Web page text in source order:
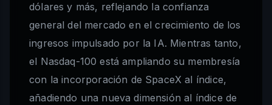
dólares y más, reflejando la confianza
general del mercado en el crecimiento de los
ingresos impulsado por la IA. Mientras tanto,
el Nasdaq-100 está ampliando su membresía
con la incorporación de SpaceX al índice,
añadiendo una nueva dimensión al índice de